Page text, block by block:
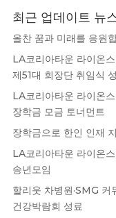
최근 업데이트 뉴
올찬 꿈과 미래를 응원
LA코리아타운 라이온
제51대 회장단 취임식
LA코리아타운 라이온스
장학금 모금 토너먼트
장학금으로 한인 인재
LA코리아타운 라이온
송년모임
할리웃 차병원·SMG 커
건강박람회 성료